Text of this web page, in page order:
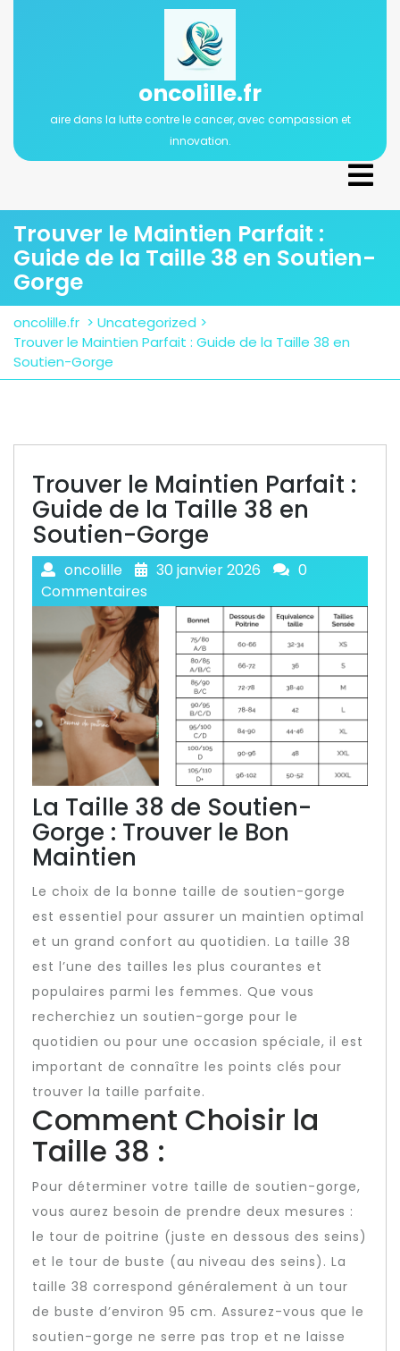
oncolille.fr
aire dans la lutte contre le cancer, avec compassion et
innovation.
Trouver le Maintien Parfait :
Guide de la Taille 38 en Soutien-
Gorge
oncolille.fr > Uncategorized >
Trouver le Maintien Parfait : Guide de la Taille 38 en
Soutien-Gorge
Trouver le Maintien Parfait :
Guide de la Taille 38 en
Soutien-Gorge
oncolille 30 janvier 2026
0
Commentaires
La Taille 38 de Soutien-
Gorge : Trouver le Bon
Maintien
Le choix de la bonne taille de soutien-gorge
est essentiel pour assurer un maintien optimal
et un grand confort au quotidien. La taille 38
est l’une des tailles les plus courantes et
populaires parmi les femmes. Que vous
recherchiez un soutien-gorge pour le
quotidien ou pour une occasion spéciale, il est
important de connaître les points clés pour
trouver la taille parfaite.
Comment Choisir la
Taille 38 :
Pour déterminer votre taille de soutien-gorge,
vous aurez besoin de prendre deux mesures :
le tour de poitrine (juste en dessous des seins)
et le tour de buste (au niveau des seins). La
taille 38 correspond généralement à un tour
de buste d’environ 95 cm. Assurez-vous que le
soutien-gorge ne serre pas trop et ne laisse